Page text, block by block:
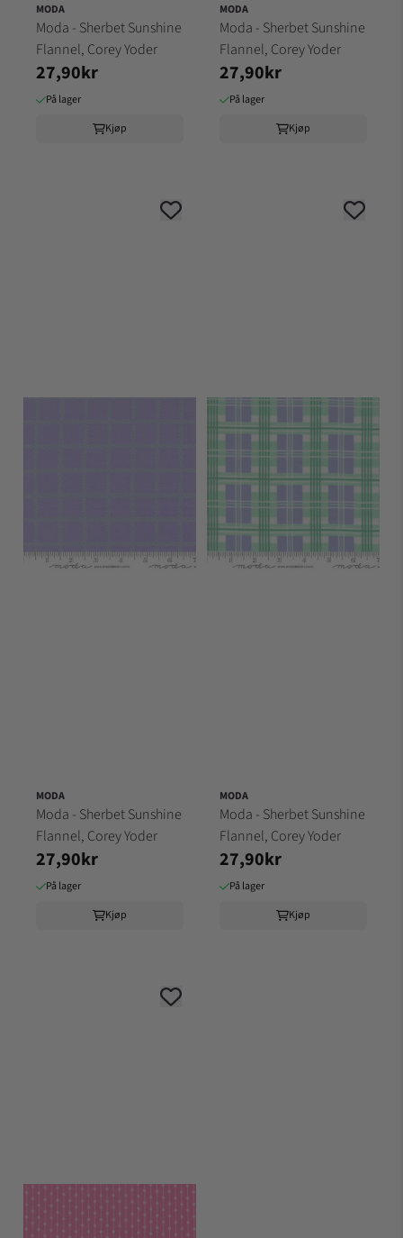
MODA
Moda - Sherbet Sunshine
Flannel, Corey Yoder
27,90kr
På lager
Kjøp
MODA
Moda - Sherbet Sunshine
Flannel, Corey Yoder
27,90kr
På lager
Kjøp
MODA
Moda - Sherbet Sunshine
Flannel, Corey Yoder
27,90kr
På lager
Kjøp
MODA
Moda - Sherbet Sunshine
Flannel, Corey Yoder
27,90kr
På lager
Kjøp